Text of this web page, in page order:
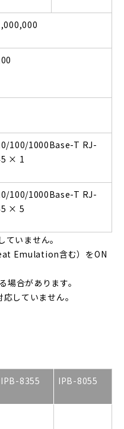
100/1000Base-T RJ-
× 1
100/1000Base-T RJ-
× 5
いません。
Emulation含む）をON
合があります。
していません。
IPB-8355 IPB-8055